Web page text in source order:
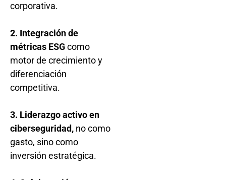
corporativa.
2. Integración de
métricas ESGcomo
motor de crecimiento y
diferenciación
competitiva.
3. Liderazgo activo en
ciberseguridad, no como
gasto, sino como
inversión estratégica.